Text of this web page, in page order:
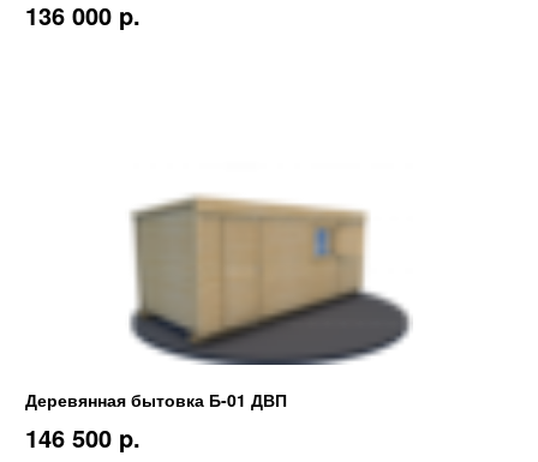
136 000 p.
Деревянная бытовка Б-01 ДВП
146 500 p.